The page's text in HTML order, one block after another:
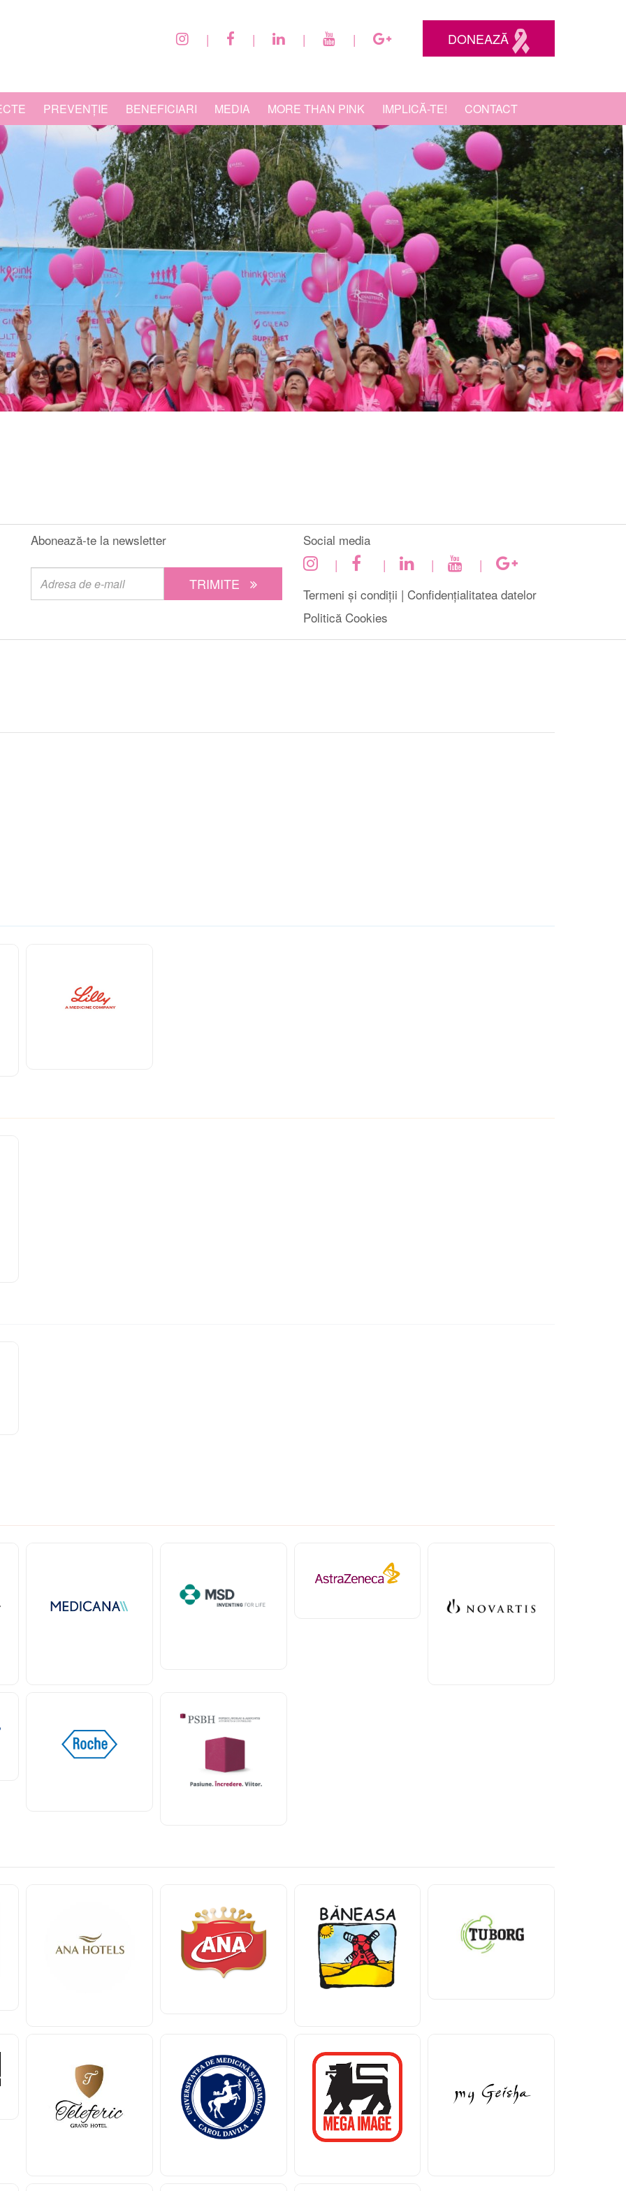
| | | | DONEAZĂ
PREVENȚIE BENEFICIARI MEDIA MORE THAN PINK IMPLICĂ-TE! CONTACT
Abonează-te la newsletter
TRIMITE
Social media
|
| |
|
Termeni și condiții | Confidențialitatea datelor
Politică Cookies